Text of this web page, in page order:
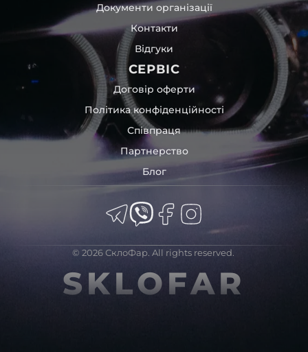
Документи організації
Контакти
Відгуки
СЕРВІС
Договір оферти
Політика конфіденційності
Співпраця
Партнерство
Блог
© 2026 СклоФар. All rights reserved.
SKLOFAR